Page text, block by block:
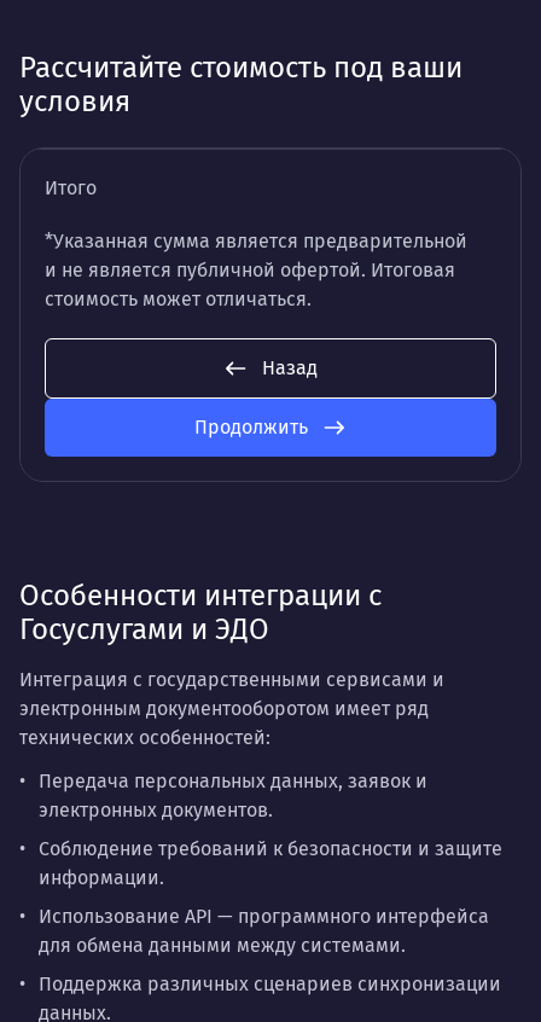
Рассчитайте стоимость под ваши
условия
Итого
*Указанная сумма является предварительной
и не является публичной офертой. Итоговая
стоимость может отличаться.
Назад
Продолжить
Особенности интеграции с
Госуслугами и ЭДО
Интеграция с государственными сервисами и
электронным документооборотом имеет ряд
технических особенностей:
Передача персональных данных, заявок и
электронных документов.
Соблюдение требований к безопасности и защите
информации.
Использование API — программного интерфейса
для обмена данными между системами.
Поддержка различных сценариев синхронизации
данных.